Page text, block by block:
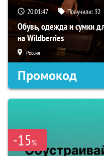
20:01:47 Получили: 32
Обувь, одежда и сумки
на Wildberries
Россия
Промокод
-15%